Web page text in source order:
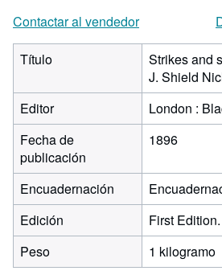
Contactar al vendedor
Título
Strikes and
J. Shield
Editor
London :
Fecha de
publicación
1896
Encuadernación
Edición
First Edition.
Peso
1 kilogramo